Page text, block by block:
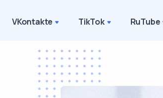
VKontakte TikTok RuTube